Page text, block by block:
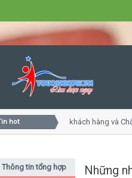
hotTư duy dịch vụ khách hàng và
Những
Thông tin tổng hợp